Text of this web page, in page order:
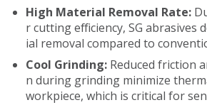
High Material Removal Rate:
r cutting efficiency, SG abrasives
ial removal compared to
Cool Grinding: Reduced friction
n during grinding minimize
workpiece, which is critical for